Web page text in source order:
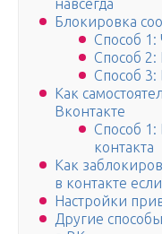
навсегда
Блокировка
Способ
Способ 2:
Способ 3:
Как
Вконтакте
Способ 1:
контакта
Как
в контакте
Настройки
Другие